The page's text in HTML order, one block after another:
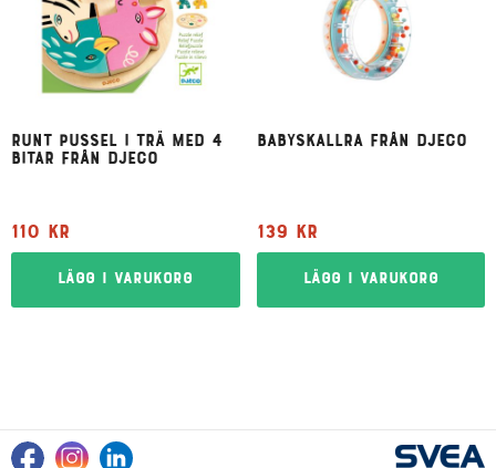
Runt pussel i trä med 4
bitar från Djeco
110 kr
Lägg i varukorg
Babyskallra från Djeco
139 kr
Lägg i varukorg